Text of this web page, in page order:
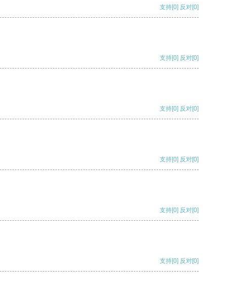
支持[0] 反对[0]
支持[0] 反对[0]
支持[0] 反对[0]
支持[0] 反对[0]
支持[0] 反对[0]
支持[0] 反对[0]